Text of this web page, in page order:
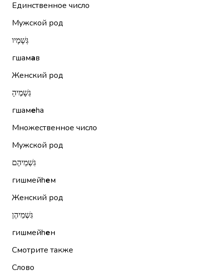
Единственное число
Мужской род
גְּשָׁמָיו
гшамав
Женский род
גְּשָׁמֶיהָ
гшамеhа
Множественное число
Мужской род
גִּשְׁמֵיהֶם
гишмейhем
Женский род
גִּשְׁמֵיהֶן
гишмейhен
Смотрите также
Слово